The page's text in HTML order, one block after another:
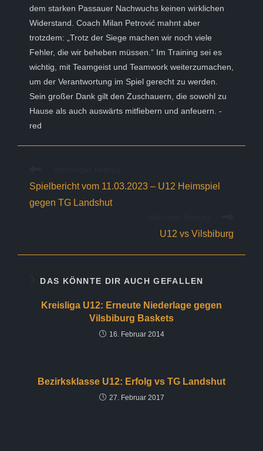
dem starken Passauer Nachwuchs keinen wirklichen
Widerstand. Coach Milan Petrović mahnt aber
trotzdem: „Trotz der Siege machen wir noch viele
Fehler, die wir beheben müssen.“ Im Training sei es
wichtig, mit Teamgeist und Teamwork weiterzumachen,
um der Verantwortung im Spiel gerecht zu werden.
Sein großer Dank gilt den Zuschauern, die sowohl zu
Hause als auch auswärts mitfiebern und anfeuern. -
red
ansehen
Spielbericht vom 11.03.2023 – U12 Heimspiel
gegen TG Landshut
U12 vs Vilsbiburg
DAS KÖNNTE DIR AUCH GEFALLEN
Kreisliga U12: Erneute Niederlage gegen
Vilsbiburg Baskets
16. Februar 2014
Bezirksklasse U12: Erfolg vs TG Landshut
27. Februar 2017